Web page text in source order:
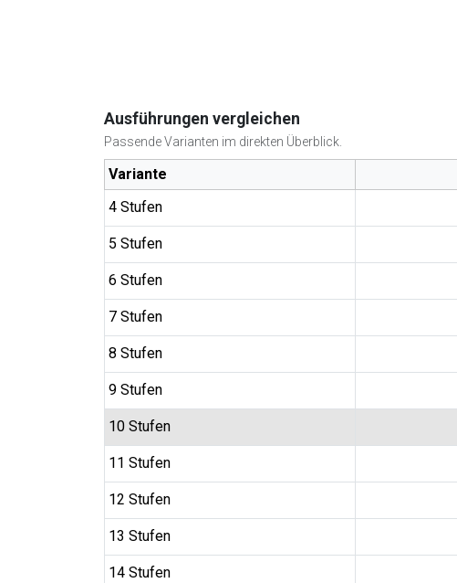
Ausführungen vergleichen
Passende Varianten im direkten Überblick.
Variante
4 Stufen
5 Stufen
6 Stufen
7 Stufen
8 Stufen
9 Stufen
10 Stufen
11 Stufen
12 Stufen
13 Stufen
14 Stufen